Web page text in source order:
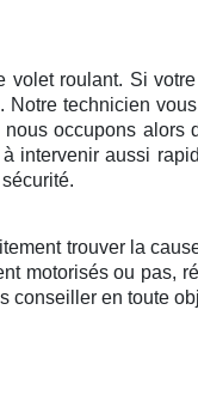
roulant. Si
technicien
occupons alors
intervenir aussi
trouver la
motorisés ou pas,
conseiller en toute